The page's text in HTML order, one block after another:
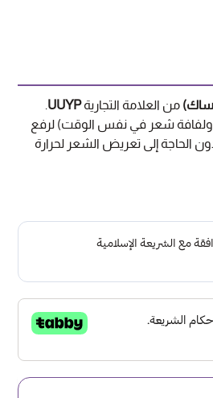
من العلامة التجاريةUUYP
.
ولفافة شعر في نفس الوقت) لرفع
الحاجة إلى تعريض الشعر لحرارة
80% تقريباً.
الشعر العلوية(منطقة التاج